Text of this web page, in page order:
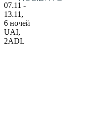
07.11 -
13.11,
6 ночей
UAI,
2ADL